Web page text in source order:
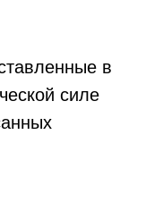
в
силе